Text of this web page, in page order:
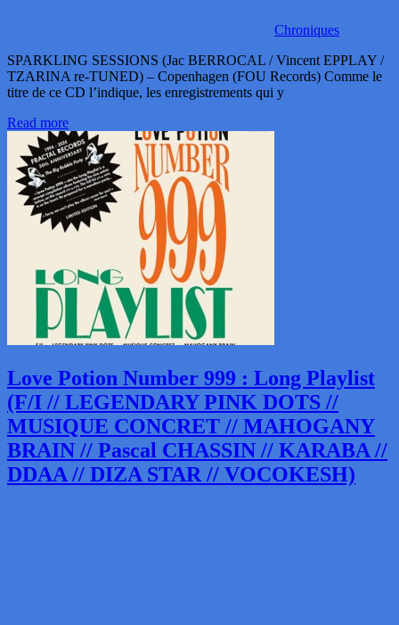
Chroniques
SPARKLING SESSIONS (Jac BERROCAL / Vincent EPPLAY /
TZARINA re-TUNED) – Copenhagen (FOU Records) Comme le
titre de ce CD l’indique, les enregistrements qui y
Read more
Love Potion Number 999 : Long Playlist
(F/I // LEGENDARY PINK DOTS //
MUSIQUE CONCRET // MAHOGANY
BRAIN // Pascal CHASSIN // KARABA //
DDAA // DIZA STAR // VOCOKESH)